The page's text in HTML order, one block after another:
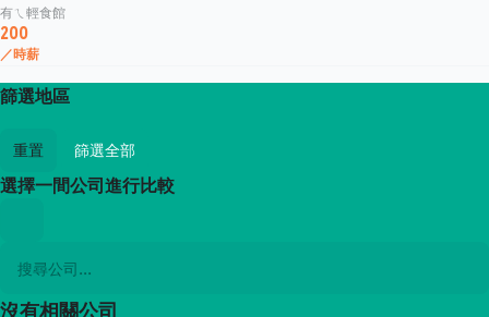
有ㄟ輕食館
200
／時薪
篩選地區
重置 篩選全部
選擇一間公司進行比較
沒有相關公司